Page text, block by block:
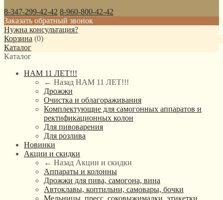
8-347-299-42-42 8-960-800-42-42
Заказать обратный звонок
Нужна консультация?
Корзина (0)
Каталог
Каталог
НАМ 11 ЛЕТ!!!
← Назад НАМ 11 ЛЕТ!!!
Дрожжи
Очистка и облагораживания
Комплектующие для самогонных аппаратов и
ректификационных колон
Для пивоварения
Для розлива
Новинки
Акции и скидки
← Назад Акции и скидки
Аппараты и колонны
Дрожжи для пива, самогона, вина
Автоклавы, коптильни, самовары, бочки
Мельницы, пресс, соковыжималки, этикетки